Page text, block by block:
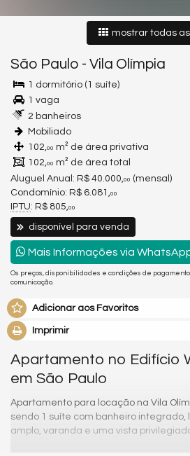
mostrar todas
São Paulo - Vila Olímpia
1 dormitório (1 suíte)
1 vaga
2 banheiros
Mobiliado
102,00 m² de área privativa
102,00 m² de área total
Aluguel Anual: R$ 40.000,00 (mensal)
Condomínio: R$ 6.081,00
IPTU: R$ 805,00
disponível para venda
Mais Informações via
Os preços, disponibilidades e condições de
comunicação.
Adicionar aos Favoritos
Imprimir
Apartamento no Edifício
em São Paulo
Apartamento para locação na Vila
sendo 1 suíte com banheiro integrado,
amplo, varanda e uma vista